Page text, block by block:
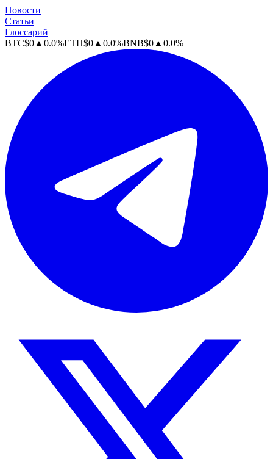
Новости
Статьи
Глоссарий
BTC$0 ▲ 0.0%ETH$0 ▲ 0.0%BNB$0 ▲ 0.0%